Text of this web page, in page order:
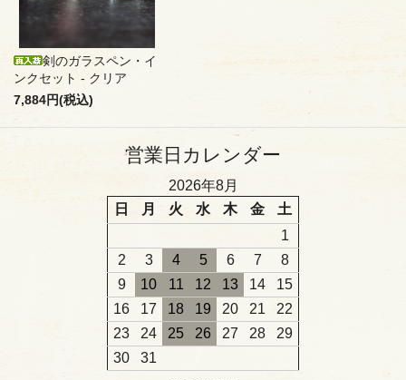
剣のガラスペン・イ
ンクセット - クリア
7,884円(税込)
営業日カレンダー
2026年8月
日
月 火 水 木 金
土
1
2
3 4 5 6 7
8
9
10 11 12 13 14
15
16
17 18 19 20 21
22
23
24 25 26 27 28
29
30
31